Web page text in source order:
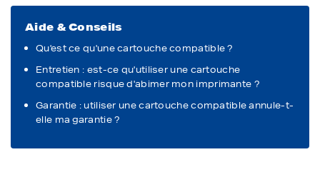
Aide & Conseils
Qu'est ce qu'une cartouche compatible ?
Entretien : est-ce qu'utiliser une cartouche
compatible risque d'abimer mon imprimante ?
Garantie : utiliser une cartouche compatible annule-t-
elle ma garantie ?